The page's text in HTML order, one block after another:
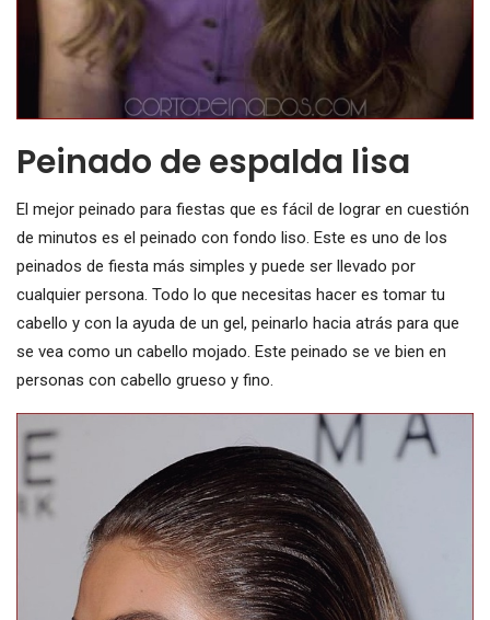
Peinado de espalda lisa
El mejor peinado para fiestas que es fácil de lograr en cuestión
de minutos es el peinado con fondo liso. Este es uno de los
peinados de fiesta más simples y puede ser llevado por
cualquier persona. Todo lo que necesitas hacer es tomar tu
cabello y con la ayuda de un gel, peinarlo hacia atrás para que
se vea como un cabello mojado. Este peinado se ve bien en
personas con cabello grueso y fino.